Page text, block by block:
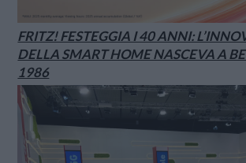
FRITZ! FESTEGGIA I 40 ANNI:
DELLA SMART HOME NASCEVA A
1986